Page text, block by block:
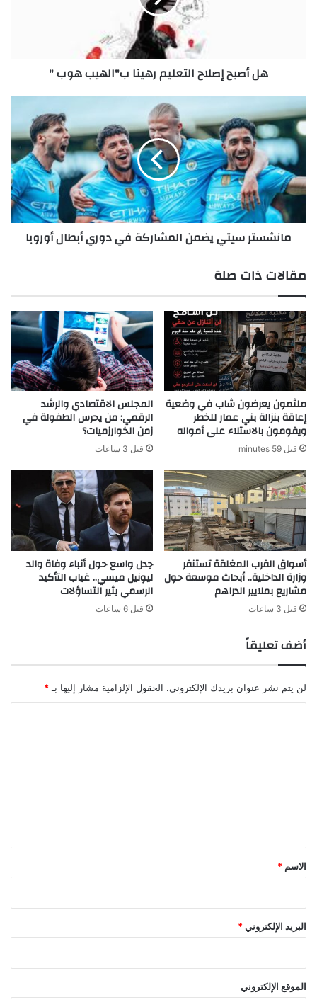
هل أصبح إصلاح التعليم رهينا ب"الهيب هوب "
سيتي
يضمن
المشاركة
في
دوري
أبطال
أوروبا
مانشستر سيتي يضمن المشاركة في دوري أبطال أوروبا
مقالات ذات صلة
ملثمون يعرضون شاب في وضعية
إعاقة بنزالة بني عمار للخطر
ويقومون بالاستلاء على أمواله
قبل 59 minutes
المجلس الاقتصادي والرشد
الرقمي: من يحرس الطفولة في
زمن الخوارزميات؟
قبل 3 ساعات
أسواق القرب المغلقة تستنفر
وزارة الداخلية.. أبحاث موسعة حول
مشاريع بملايير الدراهم
قبل 3 ساعات
جدل واسع حول أنباء وفاة والد
ليونيل ميسي.. غياب التأكيد
الرسمي يثير التساؤلات
قبل 6 ساعات
أضف تعليقاً
لن يتم نشر عنوان بريدك الإلكتروني. الحقول الإلزامية مشار إليها بـ *
*
الاسم *
البريد الإلكتروني*
الموقع الإلكتروني